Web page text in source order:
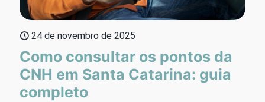
24 de novembro de 2025
Como consultar os pontos da
CNH em Santa Catarina: guia
completo